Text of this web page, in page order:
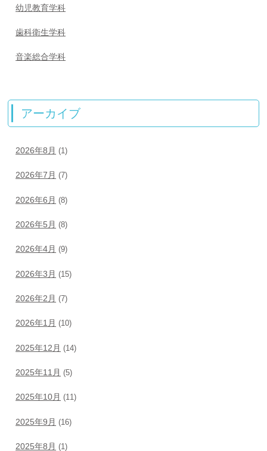
幼児教育学科
歯科衛生学科
音楽総合学科
アーカイブ
2026年8月 (1)
2026年7月 (7)
2026年6月 (8)
2026年5月 (8)
2026年4月 (9)
2026年3月 (15)
2026年2月 (7)
2026年1月 (10)
2025年12月 (14)
2025年11月 (5)
2025年10月 (11)
2025年9月 (16)
2025年8月 (1)